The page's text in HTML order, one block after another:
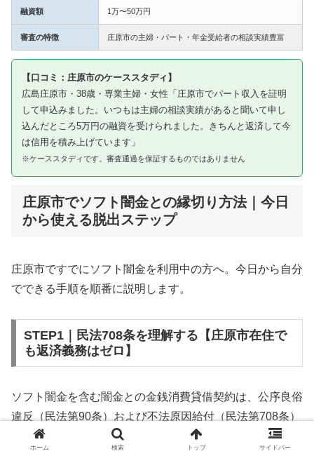
融資額 1万〜50万円
審査の特徴 庄原市の主婦・パート・年金受給者の相談実績豊富
【口コミ：庄原市のケーススタディ】
広島庄原市・38歳・専業主婦・女性「庄原市でパート収入を証明
して申込みました。いつもは主婦の相談実績があると聞いて申し
込んだところ5万円の融資を受けられました。きちんと返済して今
は信用を積み上げています」
※ケーススタディです。審査通過を保証するものではありません
庄原市でソフト闇金との縁切り方法｜今日
から使える脱出ステップ
庄原市ですでにソフト闇金を利用中の方へ。今日から自分
でできる手順を順番に説明します。
STEP1｜民法708条を理解する【庄原市在住で
も返済義務はゼロ】
ソフト闇金を含む闇金との金銭消費貸借契約は、公序良俗
違反（民法第90条）および不法原因給付（民法第708条）
に該当するため、法的には無効です。庄原市在住であって
ホーム 検索 トップ サイドバー